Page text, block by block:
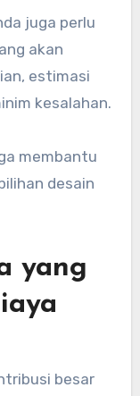
juga perlu
akan
estimasi
kesalahan.
membantu
desain
yang
besar